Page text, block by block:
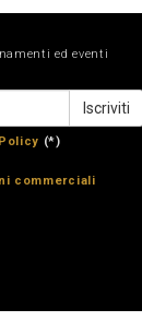
ed eventi
(*)
commerciali